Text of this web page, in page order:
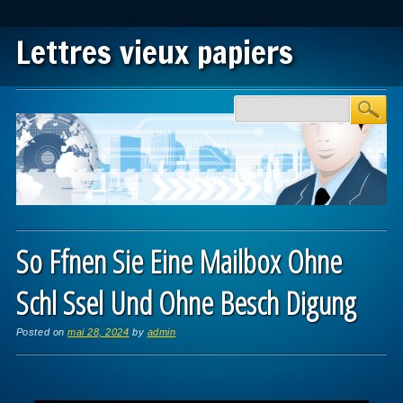
Lettres vieux papiers
Main menu
So Ffnen Sie Eine Mailbox Ohne
Schl Ssel Und Ohne Besch Digung
Posted onmai 28, 2024 by admin